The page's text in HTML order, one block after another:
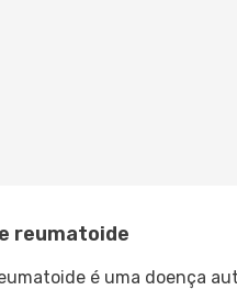
reumatoide
é uma doença